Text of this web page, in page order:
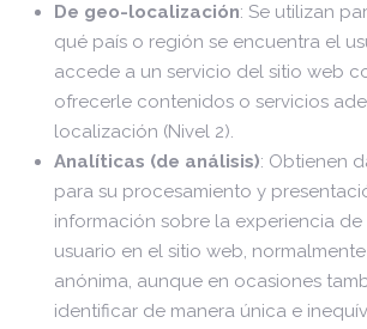
De geo-localización: Se utilizan
qué país o región se encuentra el
accede a un servicio del sitio web
ofrecerle contenidos o servicios
localización (Nivel 2).
Analíticas (de análisis): Obtienen
para su procesamiento y
información sobre la experiencia
usuario en el sitio web,
anónima, aunque en ocasiones
identificar de manera única e